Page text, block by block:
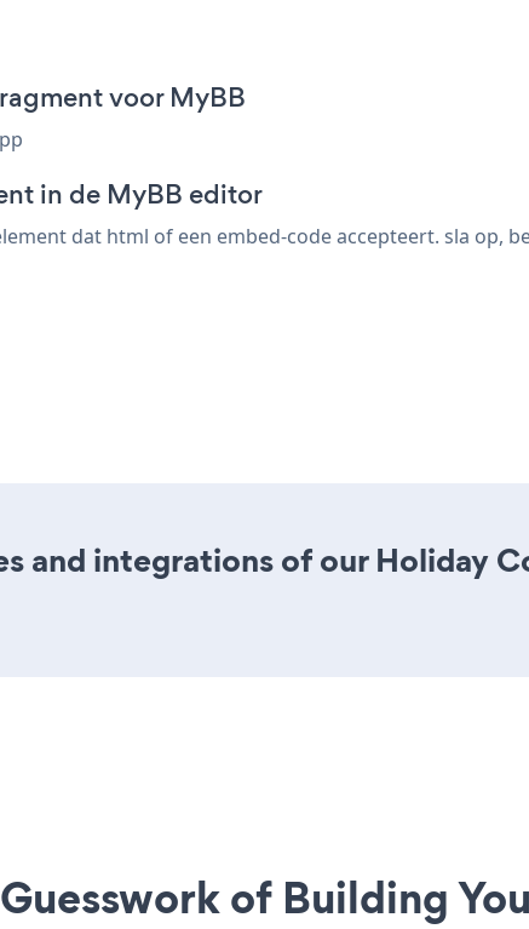
voor MyBB
in de MyBB editor
dat html of een embed-code accepteert. sla op,
and integrations of our Holiday
of Building